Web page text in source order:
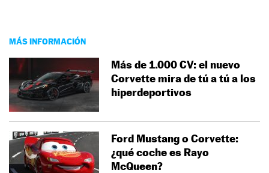
MÁS INFORMACIÓN
Más de 1.000 CV: el nuevo
Corvette mira de tú a tú a los
hiperdeportivos
Ford Mustang o Corvette:
¿qué coche es Rayo
McQueen?